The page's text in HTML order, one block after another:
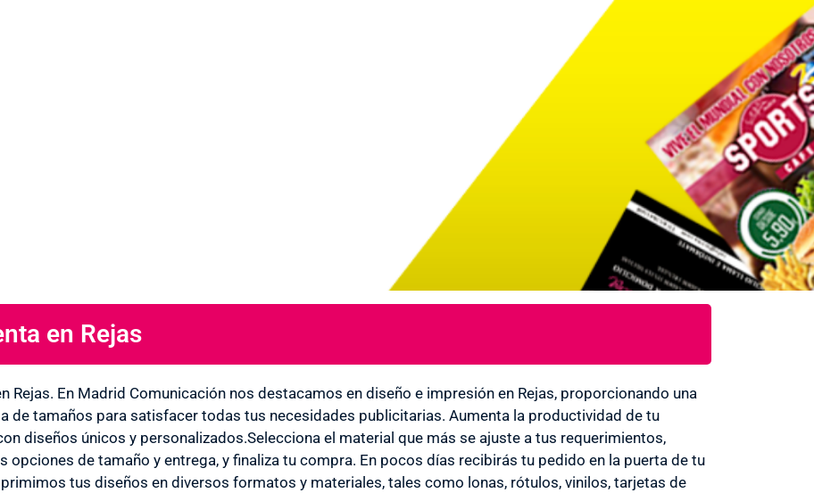
en Rejas
Rejas. En Madrid Comunicación nos destacamos en diseño e impresión en Rejas, proporcionando una
de tamaños para satisfacer todas tus necesidades publicitarias. Aumenta la productividad de tu
diseños únicos y personalizados.Selecciona el material que más se ajuste a tus requerimientos,
opciones de tamaño y entrega, y finaliza tu compra. En pocos días recibirás tu pedido en la puerta de tu
tus diseños en diversos formatos y materiales, tales como lonas, rótulos, vinilos, tarjetas de